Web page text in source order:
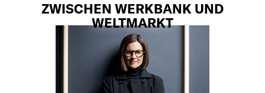
ZWISCHEN WERKBANK UND
WELTMARKT